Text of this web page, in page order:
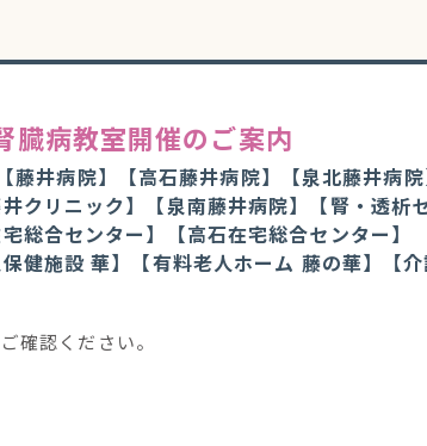
臓病教室開催のご案内
【藤井病院】 【高石藤井病院】
【泉北藤井病院
クリニック】
【泉南藤井病院】
【腎・透析
総合センター】
【高石在宅総合センター】
健施設 華】
【有料老人ホーム 藤の華】 【
確認ください。